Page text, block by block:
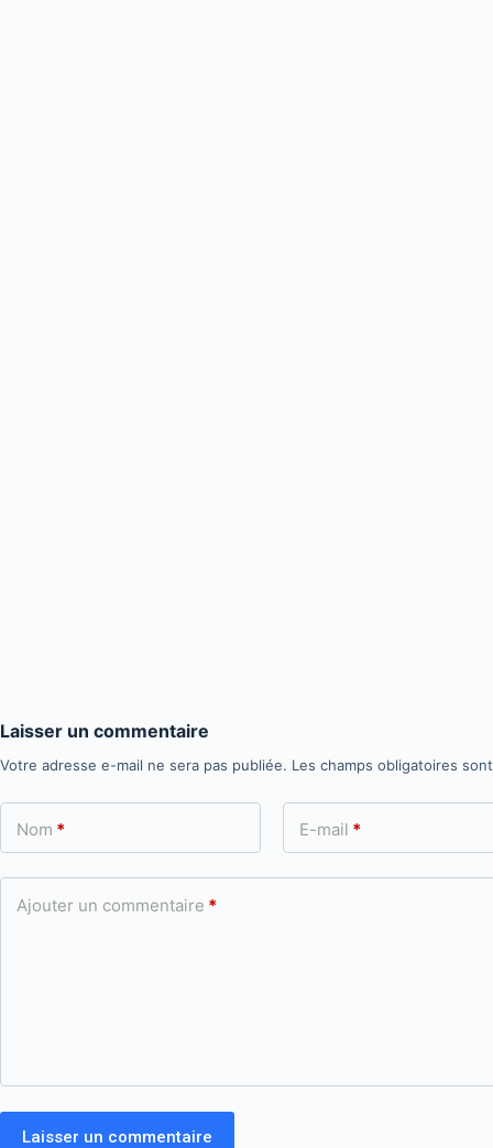
Laisser un commentaire
Votre adresse e-mail ne sera pas publiée. Les champs obligatoires
Nom * E-mail *
Ajouter un commentaire *
Laisser un commentaire